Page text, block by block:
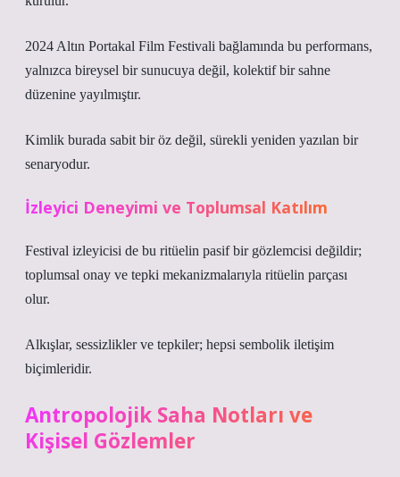
2024 Altın Portakal Film Festivali bağlamında bu performans,
yalnızca bireysel bir sunucuya değil, kolektif bir sahne
düzenine yayılmıştır.
Kimlik burada sabit bir öz değil, sürekli yeniden yazılan bir
senaryodur.
İzleyici Deneyimi ve Toplumsal Katılım
Festival izleyicisi de bu ritüelin pasif bir gözlemcisi değildir;
toplumsal onay ve tepki mekanizmalarıyla ritüelin parçası
olur.
Alkışlar, sessizlikler ve tepkiler; hepsi sembolik iletişim
biçimleridir.
Antropolojik Saha Notları ve
Kişisel Gözlemler